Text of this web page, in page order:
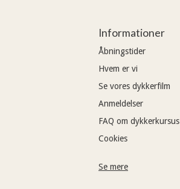
Informationer
Åbningstider
Hvem er vi
Se vores dykkerfilm
Anmeldelser
FAQ om dykkerkursus
Cookies
Se mere